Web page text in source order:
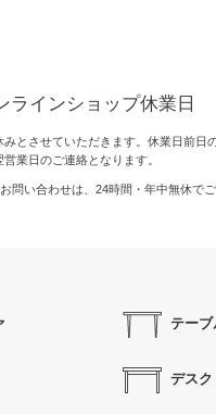
ラインショップ休業日
とさせていただきます。休業日前日
業日のご連絡となります。
問い合わせは、 24時間・年中無休で
テーブ
デスク